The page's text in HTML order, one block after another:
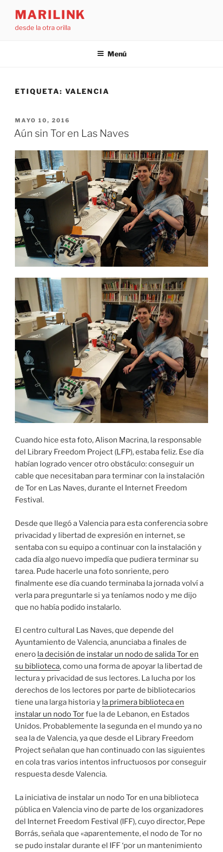
contenido
MARILINK
desde la otra orilla
Menú
ETIQUETA: VALENCIA
PUBLICADO
EL
MAYO 10, 2016
Aún sin Tor en Las Naves
Cuando hice esta foto, Alison Macrina, la responsable
del Library Freedom Project (LFP), estaba feliz. Ese día
habían logrado vencer otro obstáculo: conseguir un
cable que necesitaban para terminar con la instalación
de Tor en Las Naves, durante el Internet Freedom
Festival.
Desde que llegó a Valencia para esta conferencia sobre
privacidad y libertad de expresión en internet, se
sentaba con su equipo a continuar con la instalación y
cada día algo nuevo impedía que pudiera terminar su
tarea. Pude hacerle una foto sonriente, pero
finalmente ese día cuando terminaba la jornada volví a
verla para preguntarle si ya teníamos nodo y me dijo
que no había podido instalarlo.
El centro cultural Las Naves, que depende del
Ayuntamiento de Valencia, anunciaba a finales de
enero la decisión de instalar un nodo de salida Tor en
su biblioteca, como una forma de apoyar la libertad de
lectura y privacidad de sus lectores. La lucha por los
derechos de los lectores por parte de bibliotecarios
tiene una larga historia y la primera biblioteca en
instalar un nodo Torfue la de Lebanon, en Estados
Unidos. Probablemente la segunda en el mundo ya no
sea la de Valencia, ya que desde el Library Freedom
Project señalan que han continuado con las siguientes
en cola tras varios intentos infructuosos por conseguir
respuesta desde Valencia.
La iniciativa de instalar un nodo Tor en una biblioteca
pública en Valencia vino de parte de los organizadores
del Internet Freedom Festival (IFF), cuyo director, Pepe
Borrás, señala que «aparentemente, el nodo de Tor no
se pudo instalar durante el IFF ‘por un mantenimiento